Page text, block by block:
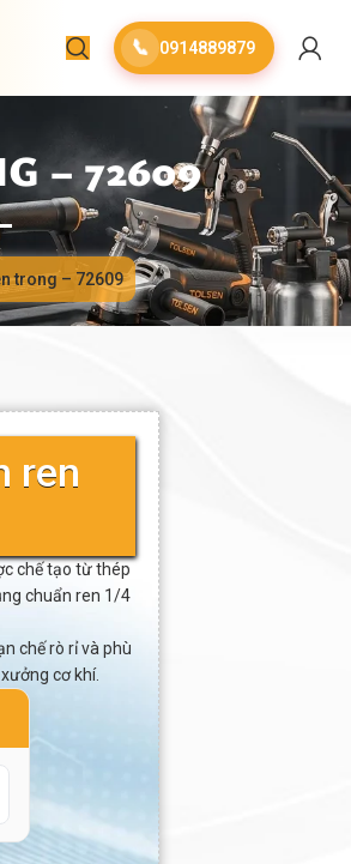
📞 0914889879
– 72609
trong – 72609
ren
chế tạo từ thép
chuẩn ren 1/4
chế rò rỉ và phù
cơ khí.